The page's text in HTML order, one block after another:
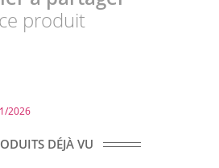
produit
2026
DÉJÀ VU